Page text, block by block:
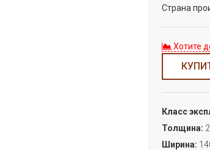
Страна
Хотите
Класс
Толщина:
Ширина: